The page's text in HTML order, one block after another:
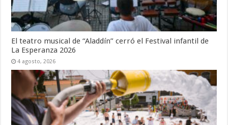
El teatro musical de “Aladdín” cerró el Festival infantil de
La Esperanza 2026
4 agosto, 2026